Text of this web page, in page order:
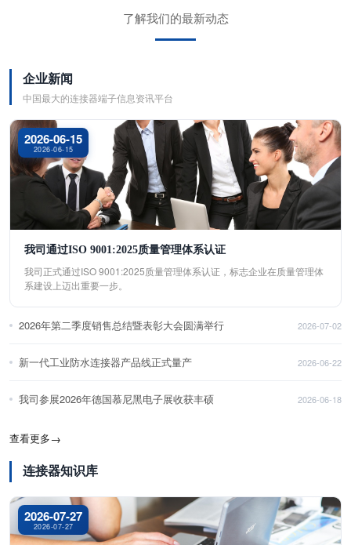
了解我们的最新动态
企业新闻
中国最大的连接器端子信息资讯平台
2026-06-15
2026-06-15
我司通过ISO 9001:2025质量管理体系认证
我司正式通过ISO 9001:2025质量管理体系认证，标志企业在质量管理体
系建设上迈出重要一步。
2026年第二季度销售总结暨表彰大会圆满举行 2026-07-02
新一代工业防水连接器产品线正式量产 2026-06-22
我司参展2026年德国慕尼黑电子展收获丰硕 2026-06-18
查看更多→
连接器知识库
2026-07-27
2026-07-27